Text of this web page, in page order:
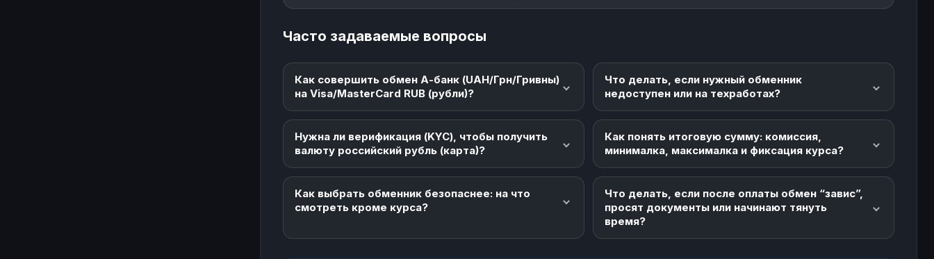
Часто задаваемые вопросы
Как совершить обмен А-банк (UAH/Грн/Гривны)
на Visa/MasterCard RUB (рубли)?
Что делать, если нужный обменник
недоступен или на техработах?
Нужна ли верификация (KYC), чтобы получить
валюту российский рубль (карта)?
Как понять итоговую сумму: комиссия,
минималка, максималка и фиксация курса?
Как выбрать обменник безопаснее: на что
смотреть кроме курса?
Что делать, если после оплаты обмен “завис”,
просят документы или начинают тянуть
время?